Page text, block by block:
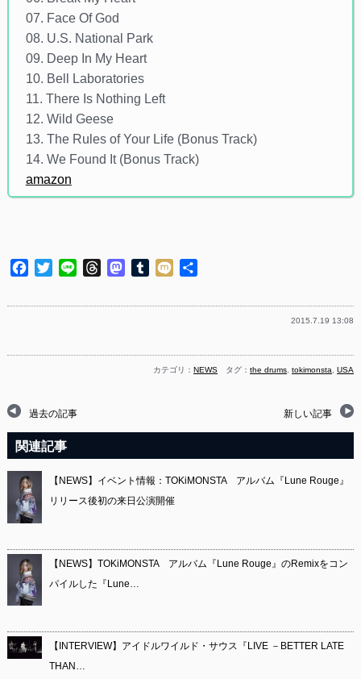
07. Face Of God
08. U.S. National Park
09. Deep In My Heart
10. Bell Laboratories
11. There Is Nothing Left
12. Wild Geese
13. The Rules of Your Life (Bonus Track)
14. We Found It (Bonus Track)
amazon
Facebook
TwitterLine ThreadsMastodon
Tumblr
Mixi
2015.7.19 13:08
カテゴリ： NEWS タグ：the drums,tokimonsta,USA
過去の記事 新しい記事
関連記事
【NEWS】イベント情報：TOKiMONSTA アルバム『Lune Rouge』
リリース後初の来日公演開催
【NEWS】TOKiMONSTA アルバム『Lune Rouge』のRemixをコン
パイルした『Lune…
【INTERVIEW】アイドルワイルド・サウス『LIVE －BETTER LATE
THAN…